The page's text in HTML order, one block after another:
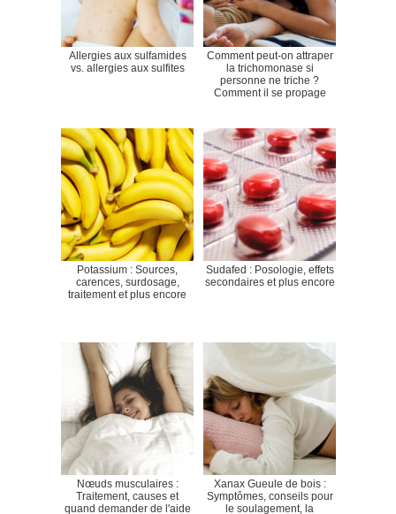
Allergies aux sulfamides
vs. allergies aux sulfites
Comment peut-on attraper
la trichomonase si
personne ne triche ?
Comment il se propage
Potassium : Sources,
carences, surdosage,
traitement et plus encore
Sudafed : Posologie, effets
secondaires et plus encore
Nœuds musculaires :
Traitement, causes et
quand demander de l'aide
Xanax Gueule de bois :
Symptômes, conseils pour
le soulagement, la